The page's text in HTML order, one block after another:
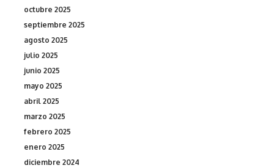
octubre 2025
septiembre 2025
agosto 2025
julio 2025
junio 2025
mayo 2025
abril 2025
marzo 2025
febrero 2025
enero 2025
diciembre 2024